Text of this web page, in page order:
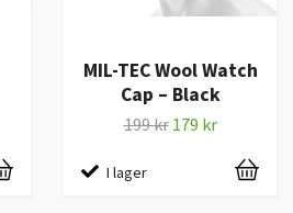
MIL-TEC Wool Watch
Cap – Black
199 kr 179 kr
I lager